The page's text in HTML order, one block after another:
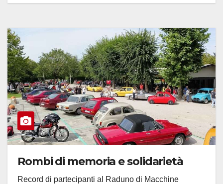
Rombi di memoria e solidarietà
Record di partecipanti al Raduno di Macchine